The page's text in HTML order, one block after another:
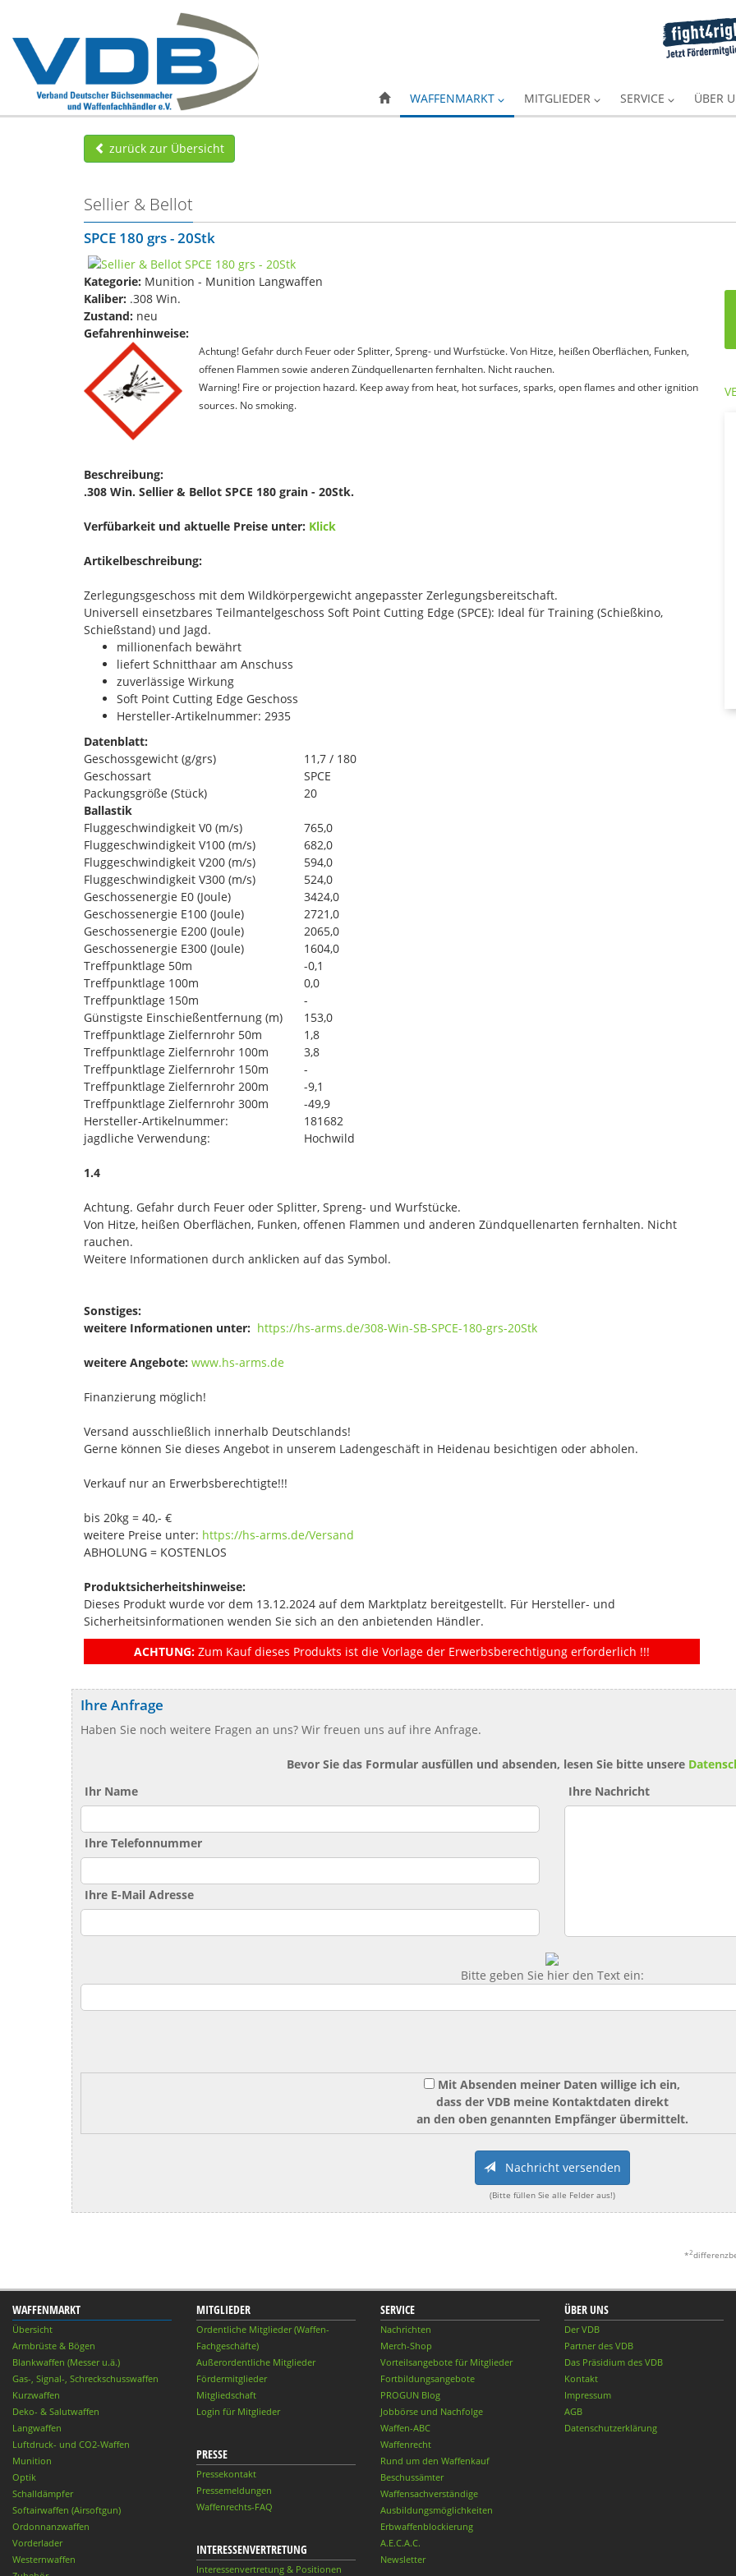
WAFFENMARKT MITGLIEDER SERVICE ÜBER
zurück zur Übersicht
Sellier & Bellot
SPCE 180 grs - 20Stk
Kategorie: Munition - Munition Langwaffen
Kaliber: .308 Win.
Zustand: neu
Gefahrenhinweise:
Achtung! Gefahr durch Feuer oder Splitter, Spreng- und Wurfstücke. Von Hitze, heißen Oberflächen, Funken,
offenen Flammen sowie anderen Zündquellenarten fernhalten. Nicht rauchen.
Warning! Fire or projection hazard. Keep away from heat, hot surfaces, sparks, open flames and other ignition
sources. No smoking.
Beschreibung:
.308 Win. Sellier & Bellot SPCE 180 grain - 20Stk.
Verfübarkeit und aktuelle Preise unter: Klick
Artikelbeschreibung:
Zerlegungsgeschoss mit dem Wildkörpergewicht angepasster Zerlegungsbereitschaft.
Universell einsetzbares Teilmantelgeschoss Soft Point Cutting Edge (SPCE): Ideal für Training (Schießkino,
Schießstand) und Jagd.
millionenfach bewährt
liefert Schnitthaar am Anschuss
zuverlässige Wirkung
Soft Point Cutting Edge Geschoss
Hersteller-Artikelnummer: 2935
Datenblatt:
Geschossgewicht (g/grs)
11,7 / 180
Geschossart
SPCE
Packungsgröße (Stück)
20
Ballastik
Fluggeschwindigkeit V0 (m/s)
765,0
Fluggeschwindigkeit V100 (m/s)
682,0
Fluggeschwindigkeit V200 (m/s)
594,0
Fluggeschwindigkeit V300 (m/s)
524,0
Geschossenergie E0 (Joule)
3424,0
Geschossenergie E100 (Joule)
2721,0
Geschossenergie E200 (Joule)
2065,0
Geschossenergie E300 (Joule)
1604,0
Treffpunktlage 50m
-0,1
Treffpunktlage 100m
0,0
Treffpunktlage 150m
-
Günstigste Einschießentfernung (m)
153,0
Treffpunktlage Zielfernrohr 50m
1,8
Treffpunktlage Zielfernrohr 100m
3,8
Treffpunktlage Zielfernrohr 150m
-
Treffpunktlage Zielfernrohr 200m
-9,1
Treffpunktlage Zielfernrohr 300m
-49,9
Hersteller-Artikelnummer:
181682
jagdliche Verwendung:
Hochwild
1.4
Achtung. Gefahr durch Feuer oder Splitter, Spreng- und Wurfstücke.
Von Hitze, heißen Oberflächen, Funken, offenen Flammen und anderen Zündquellenarten fernhalten. Nicht
rauchen.
Weitere Informationen durch anklicken auf das Symbol.
Sonstiges:
weitere Informationen unter: https://hs-arms.de/308-Win-SB-SPCE-180-grs-20Stk
weitere Angebote: www.hs-arms.de
Finanzierung möglich!
Versand ausschließlich innerhalb Deutschlands!
Gerne können Sie dieses Angebot in unserem Ladengeschäft in Heidenau besichtigen oder abholen.
Verkauf nur an Erwerbsberechtigte!!!
bis 20kg = 40,- €
weitere Preise unter: https://hs-arms.de/Versand
ABHOLUNG = KOSTENLOS
Produktsicherheitshinweise:
Dieses Produkt wurde vor dem 13.12.2024 auf dem Marktplatz bereitgestellt. Für Hersteller- und
Sicherheitsinformationen wenden Sie sich an den anbietenden Händler.
ACHTUNG: Zum Kauf dieses Produkts ist die Vorlage der Erwerbsberechtigung erforderlich !!!
Ihre Anfrage
Haben Sie noch weitere Fragen an uns? Wir freuen uns auf ihre Anfrage.
Bevor Sie das Formular ausfüllen und absenden, lesen Sie bitte unsere
Ihr Name
Ihre Telefonnummer
Ihre E-Mail Adresse
Ihre Nachricht
Bitte geben Sie hier den Text ein:
Mit Absenden meiner Daten willige ich ein,
dass der VDB meine Kontaktdaten direkt
an den oben genannten Empfänger übermittelt.
Nachricht versenden
(Bitte füllen Sie alle Felder aus!)
*2
WAFFENMARKT
Übersicht
Armbrüste & Bögen
Blankwaffen (Messer u.ä.)
Gas-, Signal-, Schreckschusswaffen
Kurzwaffen
Deko- & Salutwaffen
Langwaffen
Luftdruck- und CO2-Waffen
Munition
Optik
Schalldämpfer
Softairwaffen (Airsoftgun)
Ordonnanzwaffen
Vorderlader
Westernwaffen
MITGLIEDER
Ordentliche Mitglieder (Waffen-
Fachgeschäfte)
Außerordentliche Mitglieder
Fördermitglieder
Mitgliedschaft
Login für Mitglieder
PRESSE
Pressekontakt
Pressemeldungen
Waffenrechts-FAQ
INTERESSENVERTRETUNG
Interessenvertretung & Positionen
SERVICE
Nachrichten
Merch-Shop
Vorteilsangebote für Mitglieder
Fortbildungsangebote
PROGUN Blog
Jobbörse und Nachfolge
Waffen-ABC
Waffenrecht
Rund um den Waffenkauf
Beschussämter
Waffensachverständige
Ausbildungsmöglichkeiten
Erbwaffenblockierung
A.E.C.A.C.
Newsletter
ÜBER UNS
Der VDB
Partner des VDB
Das Präsidium des VDB
Kontakt
Impressum
AGB
Datenschutzerklärung